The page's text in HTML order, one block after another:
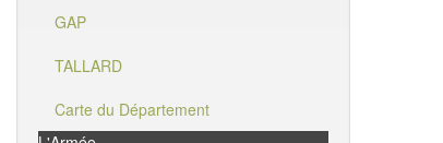
GAP
TALLARD
Carte du Département